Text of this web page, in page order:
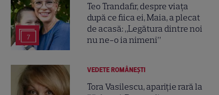
7
Teo Trandafir, despre viața
după ce fiica ei, Maia, a plecat
de acasă: „Legătura dintre noi
nu ne-o ia nimeni”
VEDETE ROMÂNEŞTI
Tora Vasilescu, apariție rară la